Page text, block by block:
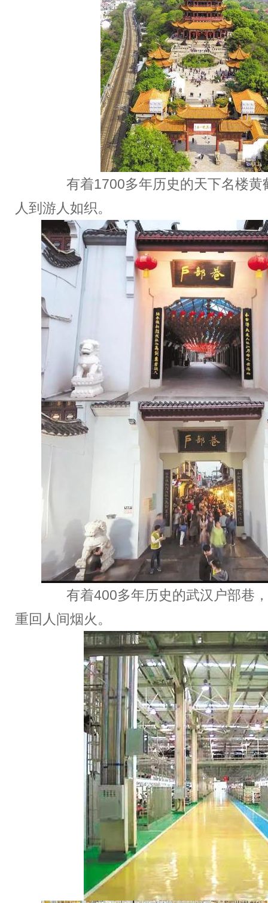
有着1700多年历史的天下名楼黄
人到游人如织。
有着400多年历史的武汉户部巷，
重回人间烟火。